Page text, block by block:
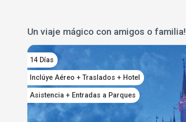
Un viaje mágico con amigos o familia!
14 Días
Inclúye Aéreo + Traslados + Hotel
Asistencia + Entradas a Parques